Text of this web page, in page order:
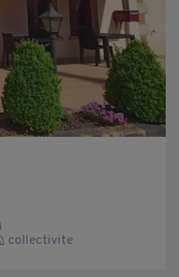
collectivite